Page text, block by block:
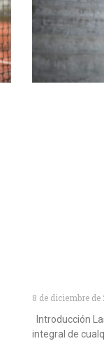
8 de diciembre de
Introducción
integral de